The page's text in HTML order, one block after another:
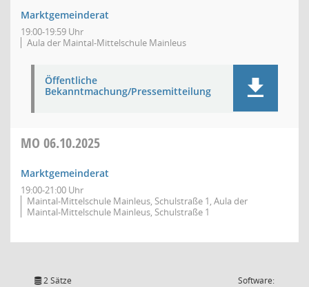
Marktgemeinderat
19:00-19:59 Uhr
Aula der Maintal-Mittelschule Mainleus
Öffentliche
Bekanntmachung/Pressemitteilung
MO 06.10.2025
Marktgemeinderat
19:00-21:00 Uhr
Maintal-Mittelschule Mainleus, Schulstraße 1, Aula der
Maintal-Mittelschule Mainleus, Schulstraße 1
2 Sätze
Software: